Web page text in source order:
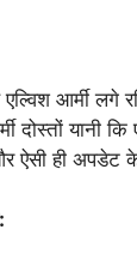
आर्मी लगे
दोस्तों यानी
ऐसी ही